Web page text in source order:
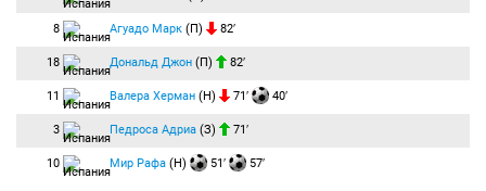
8 Агуадо Марк (П) 82′
18 Дональд Джон (П) 82′
11 Валера Херман (Н) 71′ 40′
3 Педроса Адриа (З) 71′
10 Мир Рафа (Н) 51′ 57′